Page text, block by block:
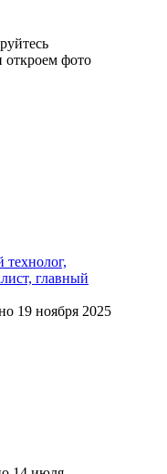
откроем фото
главный
19 ноября 2025